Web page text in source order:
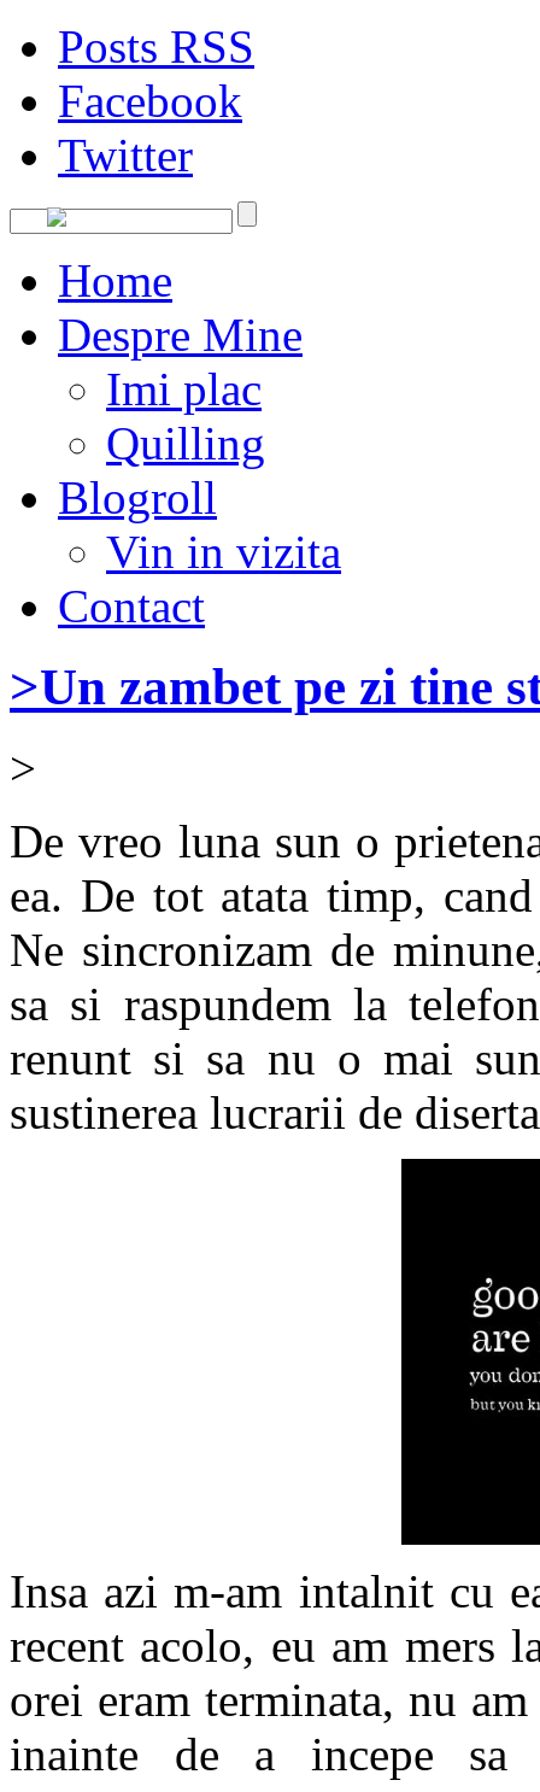
Posts RSS
Facebook
Twitter
Home
Despre Mine
Imi plac
Quilling
Blogroll
Vin in vizita
Contact
>Un zambet pe zi tine
>
De vreo luna sun o
ea. De tot atata timp,
Ne sincronizam de
sa si raspundem la
renunt si sa nu o mai
sustinerea lucrarii de
Insa azim-am intalnit cu
recent acolo, eu am mers
orei eram terminata, nu
inainte de a incepe